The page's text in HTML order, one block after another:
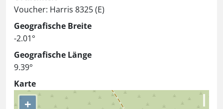
Voucher: Harris 8325 (E)
Geografische Breite
-2.01°
Geografische Länge
9.39°
Karte
+